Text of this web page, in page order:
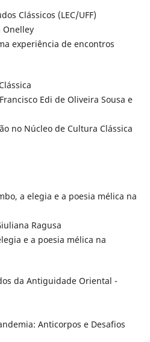
Clássicos (LEC/UFF)
Onelley
experiência de encontros
Edi de Oliveira Sousa e
no Núcleo de Cultura Clássica
a elegia e a poesia mélica na
Ragusa
e a poesia mélica na
da Antiguidade Oriental -
Anticorpos e Desafios